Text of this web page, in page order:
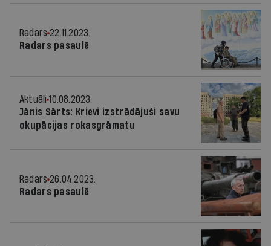
Radars 22.11.2023.
Radars pasaulē
Aktuāli 10.08.2023.
Jānis Sārts: Krievi izstrādājuši savu
okupācijas rokasgrāmatu
Radars 26.04.2023.
Radars pasaulē